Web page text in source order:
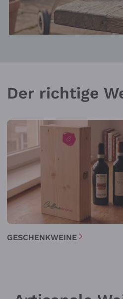
Der richtige
GESCHENKWEINE